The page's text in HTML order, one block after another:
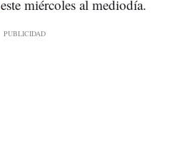
este miércoles al mediodía.